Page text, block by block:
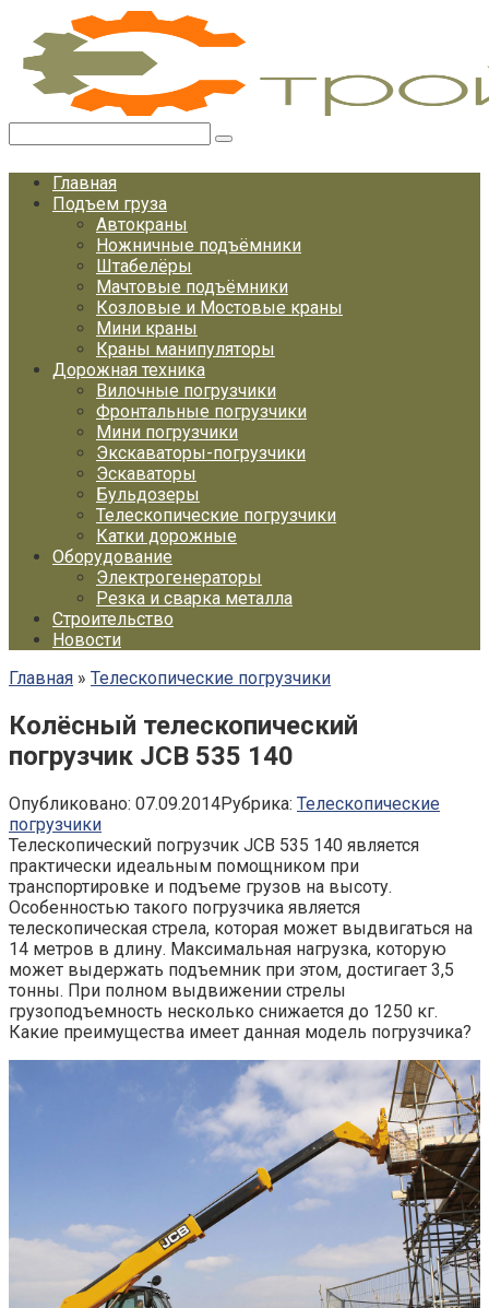
Перейти
контенту
Главная
Подъем груза
Автокраны
Ножничные подъёмники
Штабелёры
Мачтовые подъёмники
Козловые и Мостовые краны
Мини краны
Краны манипуляторы
Дорожная техника
Вилочные погрузчики
Фронтальные погрузчики
Мини погрузчики
Экскаваторы-погрузчики
Эскаваторы
Бульдозеры
Телескопические погрузчики
Катки дорожные
Оборудование
Электрогенераторы
Резка и сварка металла
Строительство
Новости
Главная » Телескопические погрузчики
Колёсный телескопический
погрузчик JCB 535 140
Опубликовано: 07.09.2014Рубрика: Телескопические
погрузчики
Телескопический погрузчик JCB 535 140 является
практически идеальным помощником при
транспортировке и подъеме грузов на высоту.
Особенностью такого погрузчика является
телескопическая стрела, которая может выдвигаться на
14 метров в длину. Максимальная нагрузка, которую
может выдержать подъемник при этом, достигает 3,5
тонны. При полном выдвижении стрелы
грузоподъемность несколько снижается до 1250 кг.
Какие преимущества имеет данная модель погрузчика?